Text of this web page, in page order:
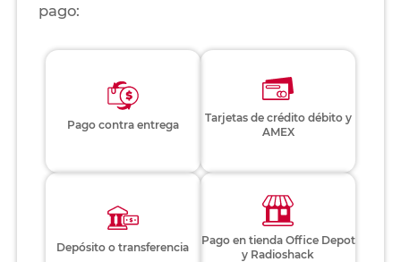
pago:
Pago contra entrega
Tarjetas de crédito débito y
AMEX
Depósito o transferencia
Pago en tienda Office Depot
y Radioshack